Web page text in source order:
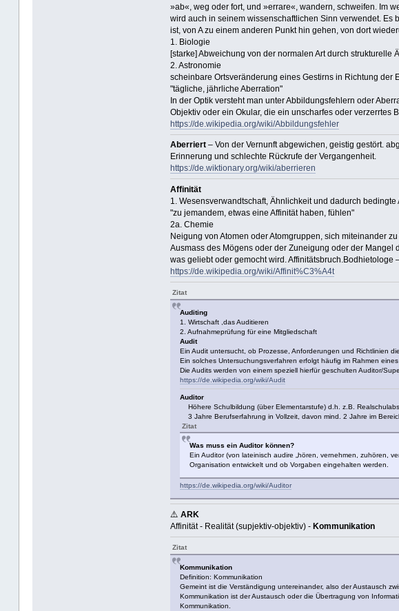
»ab«, weg oder fort, und »errare«, wandern, schweifen. Im
wird auch in seinem wissenschaftlichen Sinn verwendet.
ist, von A zu einem anderen Punkt hin gehen, von dort
1. Biologie
[starke] Abweichung von der normalen Art durch
2. Astronomie
scheinbare Ortsveränderung eines Gestirns in Richtung der
"tägliche, jährliche Aberration"
In der Optik versteht man unter Abbildungsfehlern oder
Objektiv oder ein Okular, die ein unscharfes oder verzerrtes
https://de.wikipedia.org/wiki/Abbildungsfehler
Aberriert– Von der Vernunft abgewichen, geistig gestört.
Erinnerung und schlechte Rückrufe der Vergangenheit.
https://de.wiktionary.org/wiki/aberrieren
Affinität
1. Wesensverwandtschaft, Ähnlichkeit und dadurch bedingte
"zu jemandem, etwas eine Affinität haben, fühlen"
2a. Chemie
Neigung von Atomen oder Atomgruppen, sich miteinander
Ausmass des Mögens oder der Zuneigung oder der
was geliebt oder gemocht wird.
https://de.wikipedia.org/wiki/Affinit%C3%A4t
Zitat
Auditing
1. Wirtschaft ,das Auditieren
2. Aufnahmeprüfung für eine Mitgliedschaft
Audit
Ein Audit untersucht, ob Prozesse, Anforderungen und Richtlinien
Ein solches Untersuchungsverfahren erfolgt häufig im Rahmen
Die Audits werden von einem speziell hierfür geschulten Auditor/
https://de.wikipedia.org/wiki/Audit
Auditor
Höhere Schulbildung (über Elementarstufe) d.h. z.B.
3 Jahre Berufserfahrung in Vollzeit, davon mind. 2 Jahre im
Zitat
Was muss ein Auditor können?
Ein Auditor (von lateinisch audire „hören, vernehmen, zuhören,
Organisation entwickelt und ob Vorgaben eingehalten werden.
https://de.wikipedia.org/wiki/Auditor
⚠️ ARK
Affinität - Realität (supjektiv-objektiv) - Kommunikation
Zitat
Kommunikation
Definition: Kommunikation
Gemeint ist die Verständigung untereinander, also der Austausch
Kommunikation ist der Austausch oder die Übertragung von
Kommunikation.